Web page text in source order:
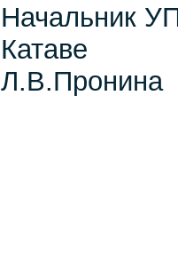
Начальник
Катаве
Л.В.Пронина